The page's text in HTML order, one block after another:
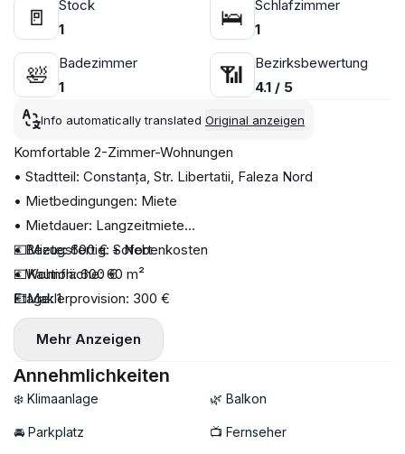
🚪
Stock
1
🛌
Schlafzimmer
1
🛀
Badezimmer
1
📶
Bezirksbewertung
4.1 / 5
Info automatically translated Original anzeigen
Komfortable 2-Zimmer-Wohnungen
• Stadtteil: Constanța, Str. Libertatii, Faleza Nord
• Mietbedingungen: Miete
• Mietdauer: Langzeitmiete
• Bezugsfertig: Sofort
• Wohnfläche: 60 m²
Etage: 1
• Anzahl der Etagen: 3
Anzahl der Zimmer: 2
• Ausstattung: Waschmaschine, Klimaanlage, TV
• Balkon/Terrasse: Balkon
• Küche: Kühlschrank, Herd, Dunstabzugshaube, Backofen
💶Miete: 600 € + Nebenkosten
💶Kaution: 600 €
💶Maklerprovision: 300 €
Mehr Anzeigen
Annehmlichkeiten
❄️ Klimaanlage 🌿 Balkon
🚘 Parkplatz 📺 Fernseher